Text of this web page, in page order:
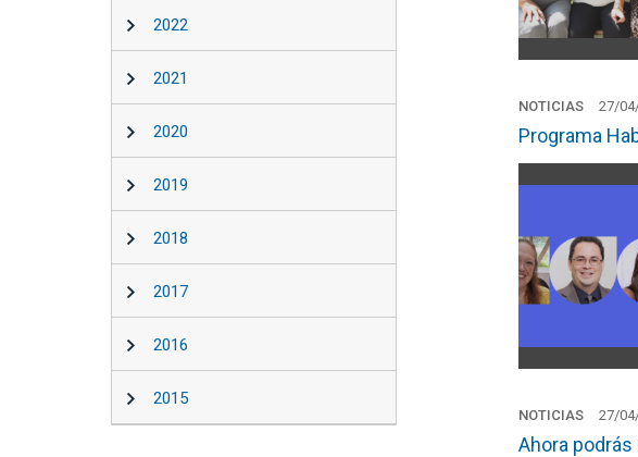
2022
2021
2020
2019
2018
2017
2016
2015
NOTICIAS 27/
Programa
NOTICIAS 27/
Ahora